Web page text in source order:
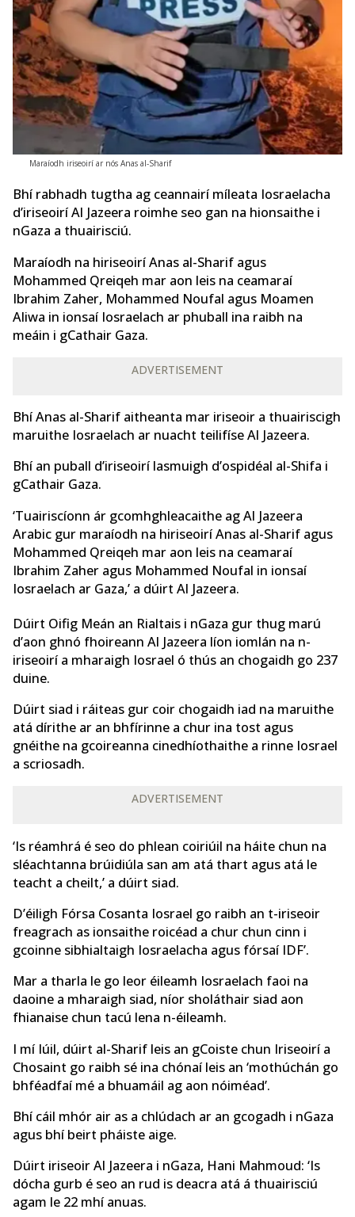
Maraíodh iriseoirí ar nós Anas al-Sharif
Bhí rabhadh tugtha ag ceannairí míleata Iosraelacha
d’iriseoirí Al Jazeera roimhe seo gan na hionsaithe i
nGaza a thuairisciú.
Maraíodh na hiriseoirí Anas al-Sharif agus
Mohammed Qreiqeh mar aon leis na ceamaraí
Ibrahim Zaher, Mohammed Noufal agus Moamen
Aliwa in ionsaí Iosraelach ar phuball ina raibh na
meáin i gCathair Gaza.
ADVERTISEMENT
Bhí Anas al-Sharif aitheanta mar iriseoir a thuairiscigh
maruithe Iosraelach ar nuacht teilifíse Al Jazeera.
Bhí an puball d’iriseoirí lasmuigh d’ospidéal al-Shifa i
gCathair Gaza.
‘Tuairiscíonn ár gcomhghleacaithe ag Al Jazeera
Arabic gur maraíodh na hiriseoirí Anas al-Sharif agus
Mohammed Qreiqeh mar aon leis na ceamaraí
Ibrahim Zaher agus Mohammed Noufal in ionsaí
Iosraelach ar Gaza,’ a dúirt Al Jazeera.
Dúirt Oifig Meán an Rialtais i nGaza gur thug marú
d’aon ghnó fhoireann Al Jazeera líon iomlán na n-
iriseoirí a mharaigh Iosrael ó thús an chogaidh go 237
duine.
Dúirt siad i ráiteas gur coir chogaidh iad na maruithe
atá dírithe ar an bhfírinne a chur ina tost agus
gnéithe na gcoireanna cinedhíothaithe a rinne Iosrael
a scriosadh.
ADVERTISEMENT
‘Is réamhrá é seo do phlean coiriúil na háite chun na
sléachtanna brúidiúla san am atá thart agus atá le
teacht a cheilt,’ a dúirt siad.
D’éiligh Fórsa Cosanta Iosrael go raibh an t-iriseoir
freagrach as ionsaithe roicéad a chur chun cinn i
gcoinne sibhialtaigh Iosraelacha agus fórsaí IDF’.
Mar a tharla le go leor éileamh Iosraelach faoi na
daoine a mharaigh siad, níor sholáthair siad aon
fhianaise chun tacú lena n-éileamh.
I mí Iúil, dúirt al-Sharif leis an gCoiste chun Iriseoirí a
Chosaint go raibh sé ina chónaí leis an ‘mothúchán go
bhféadfaí mé a bhuamáil ag aon nóiméad’.
Bhí cáil mhór air as a chlúdach ar an gcogadh i nGaza
agus bhí beirt pháiste aige.
Dúirt iriseoir Al Jazeera i nGaza, Hani Mahmoud: ‘Is
dócha gurb é seo an rud is deacra atá á thuairisciú
agam le 22 mhí anuas.